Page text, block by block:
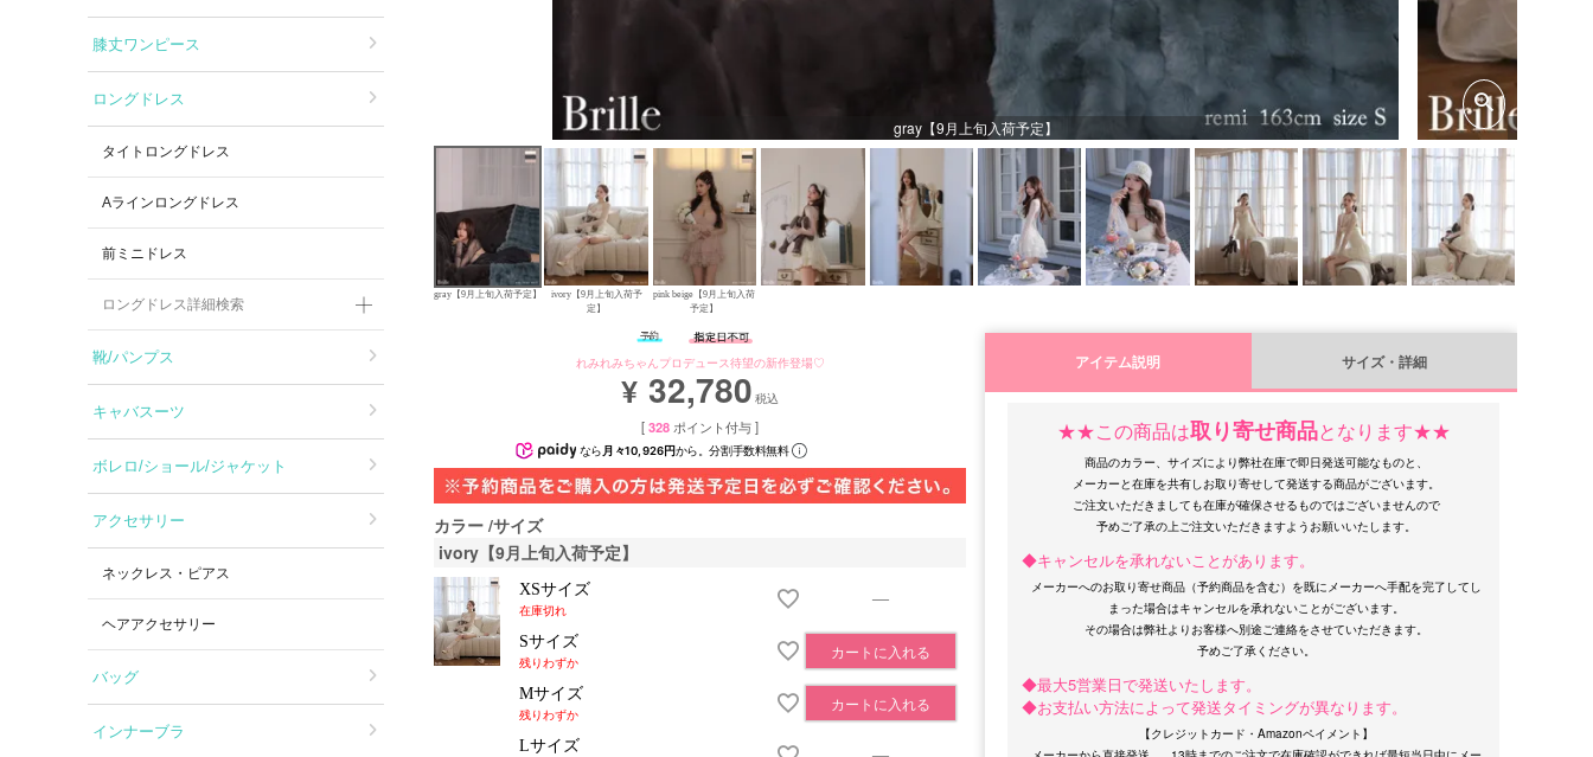
OriginalBrand
膝丈ワンピース
ロングドレス
タイトロングドレス
Aラインロングドレス
前ミニドレス
ロングドレス詳細検索
靴/パンプス
キャバスーツ
ボレロ/ショール/ジャケット
アクセサリー
ネックレス・ピアス
ヘアアクセサリー
バッグ
インナーブラ
gray【9月上旬入荷予定】
gray【9月上旬入荷予定】
ivory【9月上旬入荷予
定】
pink beige【9月上旬入荷
予定】
れみれみちゃんプロデュース待望の新作登場♡
¥ 32,780 税込
[328 ポイント付与 ]
なら 月々10,926円から。分割手数料無料
カラー サイズ
ivory【9月上旬入荷予定】
XSサイズ
在庫切れ
—
Sサイズ
残りわずか
カートに入れる
Mサイズ
残りわずか
カートに入れる
Lサイズ
アイテム説明 サイズ・詳細
★★この商品は取り寄せ商品となります★★
商品のカラー、サイズにより弊社在庫で即日発送可能なものと、
メーカーと在庫を共有しお取り寄せして発送する商品がございます。
ご注文いただきましても在庫が確保させるものではございませんので
◆キャンセルを承れないことがあります。
メーカーへのお取り寄せ商品（予約商品を含む）を既にメーカーへ手配を完了してし
まった場合はキャンセルを承れないことがございます。
その場合は弊社よりお客様へ別途ご連絡をさせていただきます。
◆最大5営業日で発送いたします。
◆お支払い方法によって発送タイミングが異なります。
【クレジットカード・Amazonペイメント】